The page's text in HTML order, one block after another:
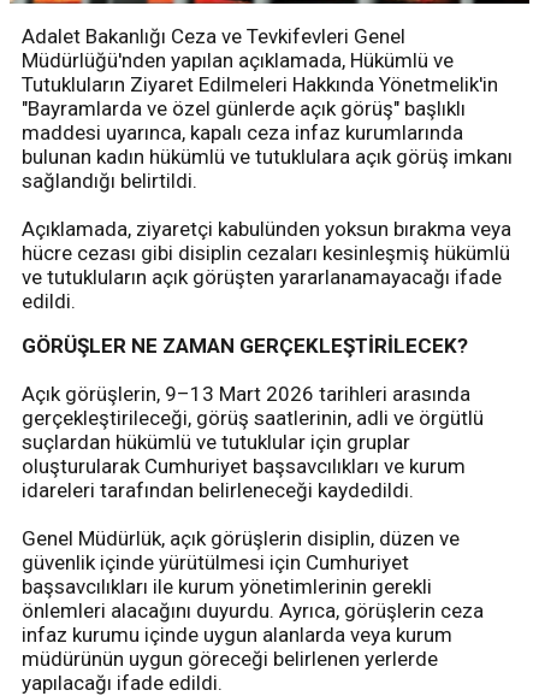
Adalet Bakanlığı Ceza ve Tevkifevleri Genel
Müdürlüğü'nden yapılan açıklamada, Hükümlü ve
Tutukluların Ziyaret Edilmeleri Hakkında Yönetmelik'in
"Bayramlarda ve özel günlerde açık görüş" başlıklı
maddesi uyarınca, kapalı ceza infaz kurumlarında
bulunan kadın hükümlü ve tutuklulara açık görüş imkanı
sağlandığı belirtildi.
Açıklamada, ziyaretçi kabulünden yoksun bırakma veya
hücre cezası gibi disiplin cezaları kesinleşmiş hükümlü
ve tutukluların açık görüşten yararlanamayacağı ifade
edildi.
GÖRÜŞLER NE ZAMAN GERÇEKLEŞTİRİLECEK?
Açık görüşlerin, 9–13 Mart 2026 tarihleri arasında
gerçekleştirileceği, görüş saatlerinin, adli ve örgütlü
suçlardan hükümlü ve tutuklular için gruplar
oluşturularak Cumhuriyet başsavcılıkları ve kurum
idareleri tarafından belirleneceği kaydedildi.
Genel Müdürlük, açık görüşlerin disiplin, düzen ve
güvenlik içinde yürütülmesi için Cumhuriyet
başsavcılıkları ile kurum yönetimlerinin gerekli
önlemleri alacağını duyurdu. Ayrıca, görüşlerin ceza
infaz kurumu içinde uygun alanlarda veya kurum
müdürünün uygun göreceği belirlenen yerlerde
yapılacağı ifade edildi.